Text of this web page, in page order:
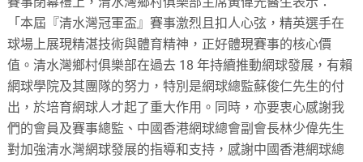
「本屆『清水灣冠軍盃』賽事激烈且扣人心弦，精英選手在
球場上展現精湛技術與體育精神，正好體現賽事的核心價
值。清水灣鄉村俱樂部在過去 18 年持續推動網球發展，有賴
網球學院及其團隊的努力，特別是網球總監蘇俊仁先生的付
出，於培育網球人才起了重大作用。同時，亦要衷心感謝我
們的會員及賽事總監、中國香港網球總會副會長林少偉先生
對加強清水灣網球發展的指導和支持，感謝中國香港網球總